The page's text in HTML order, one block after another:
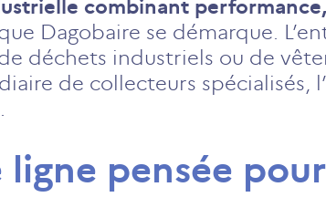
combinant
Dagobaire se démarque.
déchets industriels ou de
de collecteurs spécialisés,
ligne pensée